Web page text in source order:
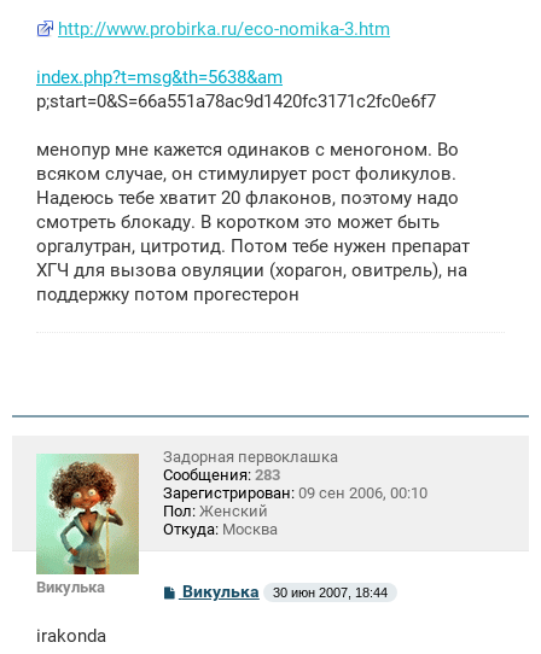
http://www.probirka.ru/eco-nomika-3.htm
index.php?t=msg&th=5638&am
p;start=0&S=66a551a78ac9d1420fc3171c2fc0e6f7
менопур мне кажется одинаков с меногоном. Во
всяком случае, он стимулирует рост фоликулов.
Надеюсь тебе хватит 20 флаконов, поэтому надо
смотреть блокаду. В коротком это может быть
оргалутран, цитротид. Потом тебе нужен препарат
ХГЧ для вызова овуляции (хорагон, овитрель), на
поддержку потом прогестерон
Викулька
Задорная первоклашка
Сообщения: 283
Зарегистрирован: 09 сен 2006, 00:10
Пол: Женский
Откуда: Москва
С
о
Викулька 30 июн 2007, 18:44
irakonda